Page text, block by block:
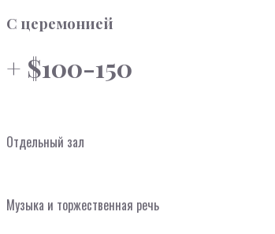
С церемонией
+ $100-150
Отдельный зал
Музыка и торжественная речь